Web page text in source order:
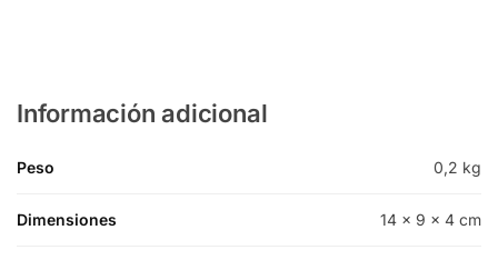
Información adicional
Peso 0,2 kg
Dimensiones 14 × 9 × 4 cm